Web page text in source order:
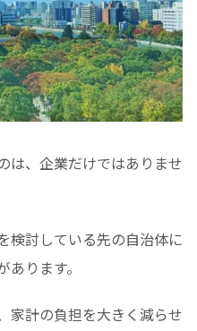
は、企業だけではありませ
検討している先の自治体に
ります。
家計の負担を大きく減らせ